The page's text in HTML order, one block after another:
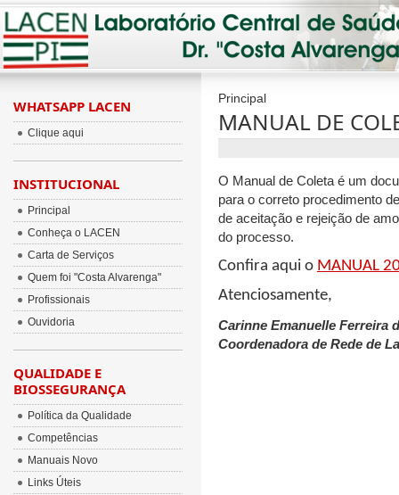
Principal
MANUAL DE
O Manual de Coleta é um
para o correto procedimento
de aceitação e rejeição de
do processo.
Confira aqui o MANUAL
Atenciosamente,
Carinne Emanuelle Ferreira
Coordenadora de Rede de
WHATSAPP LACEN
Clique aqui
INSTITUCIONAL
Principal
Conheça o LACEN
Carta de Serviços
Quem foi "Costa Alvarenga"
Profissionais
Ouvidoria
QUALIDADE E
BIOSSEGURANÇA
Política da Qualidade
Competências
Manuais Novo
Links Úteis